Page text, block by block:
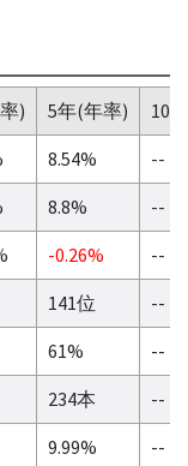
) 5年(年率)
10
8.54%
--
8.8%
--
-0.26%
--
141位
--
61%
--
234本
--
9.99%
--